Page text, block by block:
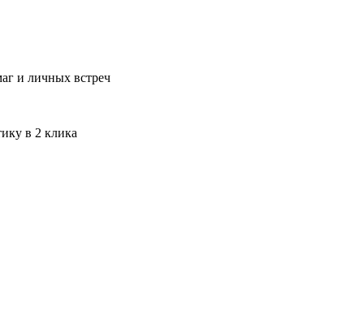
и личных встреч
в 2 клика